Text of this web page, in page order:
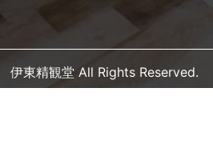
東精観堂 All Rights Reserved.